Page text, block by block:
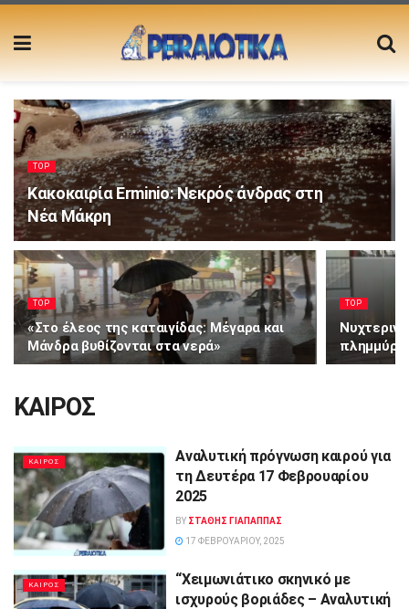
TOP
Κακοκαιρία Erminio: Νεκρός άνδρας στη
Νέα Μάκρη
TOP
«Στο έλεος της καταιγίδας: Μέγαρα και
Μάνδρα βυθίζονται στα νερά»
TOP
ΚΑΙΡΟΣ
ΚΑΙΡΟΣ
Αναλυτική πρόγνωση καιρού για
τη Δευτέρα 17 Φεβρουαρίου
2025
BY ΣΤΑΘΗΣ ΓΊΑΠΑΠΠΑΣ
17 ΦΕΒΡΟΥΑΡΊΟΥ, 2025
ΚΑΙΡΟΣ
“Χειμωνιάτικο σκηνικό με
ισχυρούς βοριάδες – Αναλυτική